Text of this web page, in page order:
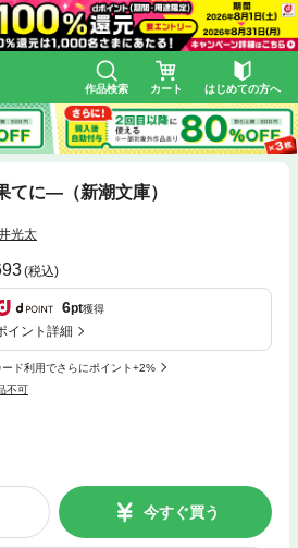
作品検索 カート はじめての方へ
てに—（新潮文庫）
光太
(税込)
6pt獲得
イント詳細
ード利用でさらにポイント+2%
不可
今すぐ買う